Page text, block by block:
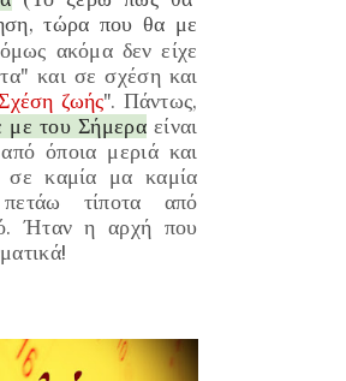
τώρα που θα με
ακόμα δεν είχε
και σε σχέση και
ζωής". Πάντως,
μετου Σήμεραείναι
όποια μεριά και
καμία μα καμία
τίποτα από
. Ήταν η αρχή που